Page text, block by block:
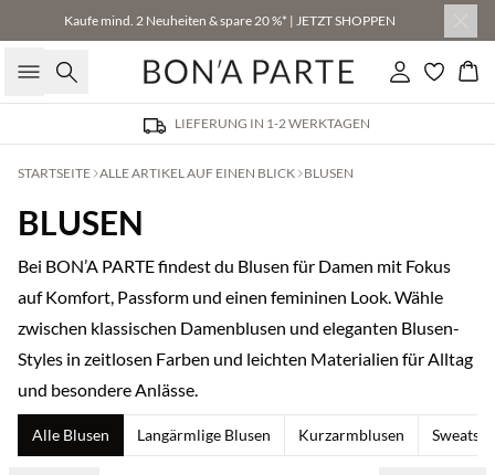
Kaufe mind. 2 Neuheiten & spare 20 %* | JETZT SHOPPEN
Suche Einloggen
LIEFERUNG IN 1-2 WERKTAGEN
STARTSEITE ALLE ARTIKEL AUF EINEN BLICK BLUSEN
BLUSEN
Bei BON’A PARTE findest du Blusen für Damen mit Fokus
auf Komfort, Passform und einen femininen Look. Wähle
zwischen klassischen Damenblusen und eleganten Blusen-
Styles in zeitlosen Farben und leichten Materialien für Alltag
und besondere Anlässe.
Alle Blusen Langärmlige Blusen Kurzarmblusen